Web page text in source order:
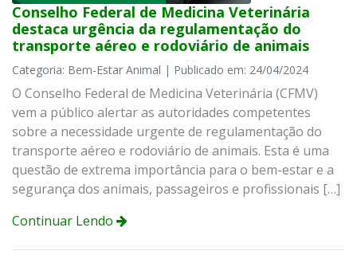
Conselho Federal de Medicina Veterinária
destaca urgência da regulamentação do
transporte aéreo e rodoviário de animais
Categoria: Bem-Estar Animal | Publicado em: 24/04/2024
O Conselho Federal de Medicina Veterinária (CFMV)
vem a público alertar as autoridades competentes
sobre a necessidade urgente de regulamentação do
transporte aéreo e rodoviário de animais. Esta é uma
questão de extrema importância para o bem-estar e a
segurança dos animais, passageiros e profissionais […]
Continuar Lendo